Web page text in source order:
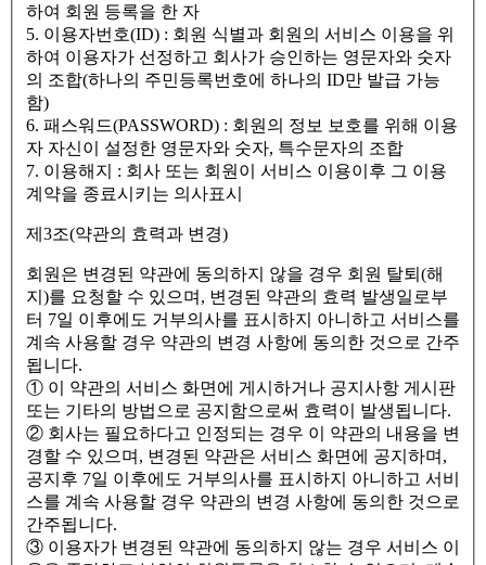
하여 회원 등록을 한 자
5. 이용자번호(ID) : 회원 식별과 회원의 서비스 이용을 위
하여 이용자가 선정하고 회사가 승인하는 영문자와 숫자
의 조합(하나의 주민등록번호에 하나의 ID만 발급 가능
함)
6. 패스워드(PASSWORD) : 회원의 정보 보호를 위해 이용
자 자신이 설정한 영문자와 숫자, 특수문자의 조합
7. 이용해지 : 회사 또는 회원이 서비스 이용이후 그 이용
계약을 종료시키는 의사표시
제3조(약관의 효력과 변경)
회원은 변경된 약관에 동의하지 않을 경우 회원 탈퇴(해
지)를 요청할 수 있으며, 변경된 약관의 효력 발생일로부
터 7일 이후에도 거부의사를 표시하지 아니하고 서비스를
계속 사용할 경우 약관의 변경 사항에 동의한 것으로 간주
됩니다.
① 이 약관의 서비스 화면에 게시하거나 공지사항 게시판
또는 기타의 방법으로 공지함으로써 효력이 발생됩니다.
② 회사는 필요하다고 인정되는 경우 이 약관의 내용을 변
경할 수 있으며, 변경된 약관은 서비스 화면에 공지하며,
공지후 7일 이후에도 거부의사를 표시하지 아니하고 서비
스를 계속 사용할 경우 약관의 변경 사항에 동의한 것으로
간주됩니다.
③ 이용자가 변경된 약관에 동의하지 않는 경우 서비스 이